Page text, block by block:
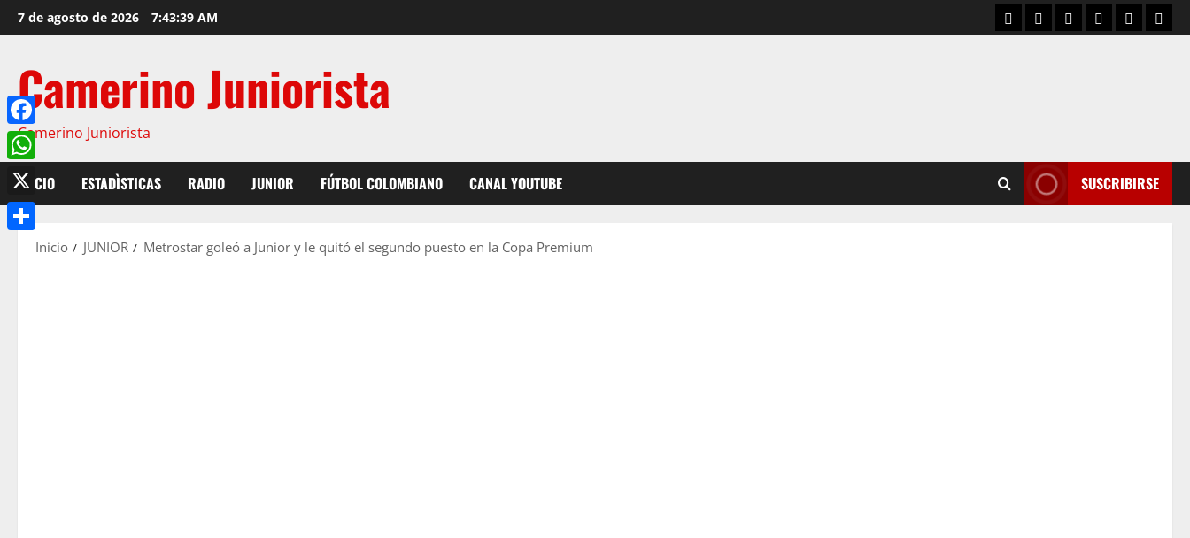
7 de agosto de 2026 7:43:39 AM
Camerino Juniorista
Camerino Juniorista
INICIO ESTADÌSTICAS RADIO JUNIOR FÚTBOL COLOMBIANO CANAL YOUTUBE SUSCRIBIRSE
Inicio JUNIOR Metrostar goleó a Junior y le quitó el segundo puesto en la Copa Premium
Facebook
WhatsApp
X
Compartir